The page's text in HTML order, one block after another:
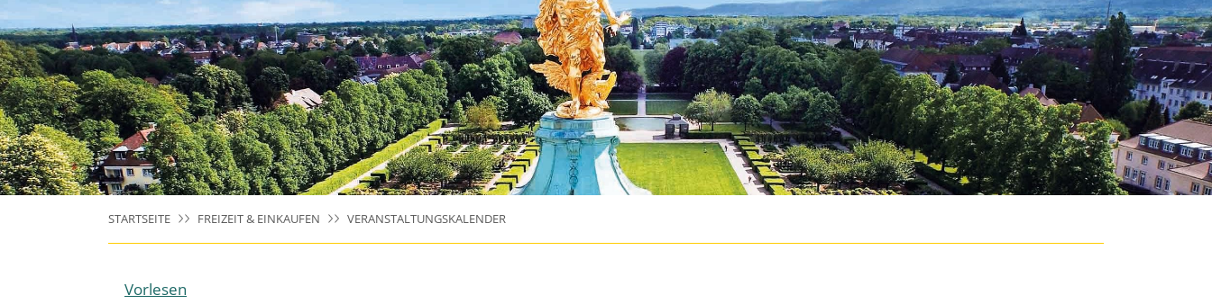
STARTSEITE FREIZEIT & EINKAUFEN VERANSTALTUNGSKALENDER
Vorlesen